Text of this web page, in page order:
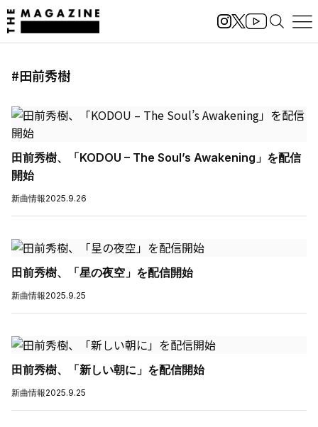
#田前秀樹
田前秀樹、「KODOU – The Soul’s Awakening」を配信
開始
新曲情報2025.9.26
田前秀樹、「星の夜空」を配信開始
新曲情報2025.9.25
田前秀樹、「新しい朝に」を配信開始
新曲情報2025.9.25